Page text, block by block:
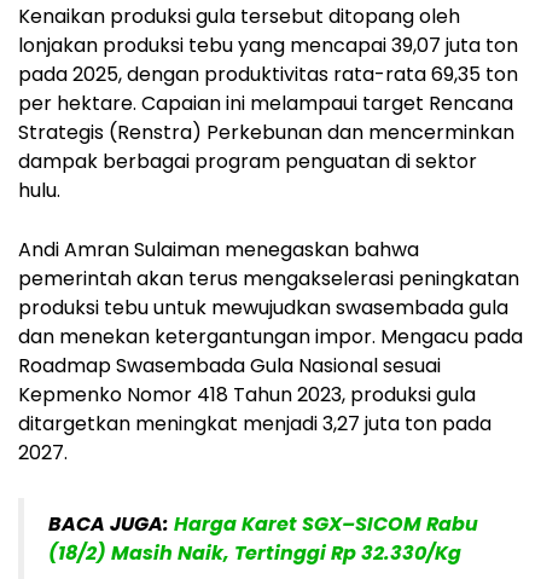
Kenaikan produksi gula tersebut ditopang oleh
lonjakan produksi tebu yang mencapai 39,07 juta ton
pada 2025, dengan produktivitas rata-rata 69,35 ton
per hektare. Capaian ini melampaui target Rencana
Strategis (Renstra) Perkebunan dan mencerminkan
dampak berbagai program penguatan di sektor
hulu.
Andi Amran Sulaiman menegaskan bahwa
pemerintah akan terus mengakselerasi peningkatan
produksi tebu untuk mewujudkan swasembada gula
dan menekan ketergantungan impor. Mengacu pada
Roadmap Swasembada Gula Nasional sesuai
Kepmenko Nomor 418 Tahun 2023, produksi gula
ditargetkan meningkat menjadi 3,27 juta ton pada
2027.
BACA JUGA: Harga Karet SGX–SICOM Rabu
(18/2) Masih Naik, Tertinggi Rp 32.330/Kg